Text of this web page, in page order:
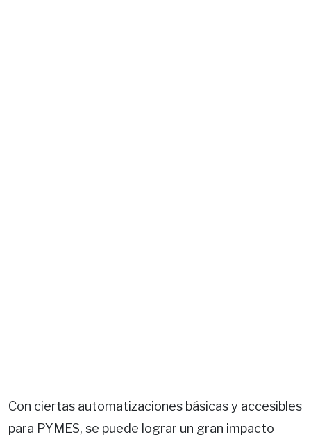
Con ciertas automatizaciones básicas y accesibles
para PYMES, se puede lograr un gran impacto